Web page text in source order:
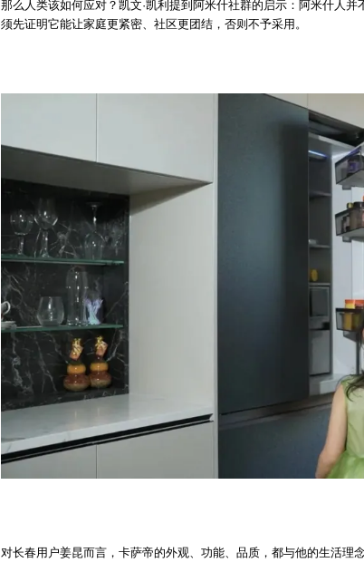
那么人类该如何应对？凯文·凯利提到阿米什社群的启示：阿米什人
须先证明它能让家庭更紧密、社区更团结，否则不予采用。
对长春用户姜昆而言，卡萨帝的外观、功能、品质，都与他的生活理念